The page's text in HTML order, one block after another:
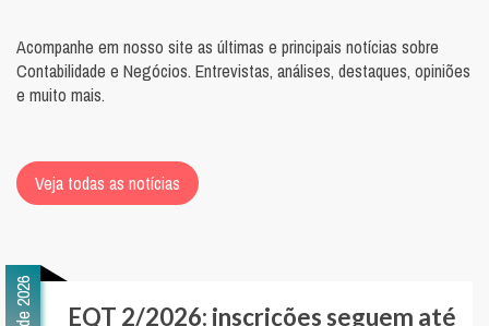
Acompanhe em nosso site as últimas e principais notícias sobre
Contabilidade e Negócios. Entrevistas, análises, destaques, opiniões
e muito mais.
Veja todas as notícias
EQT 2/2026: inscrições seguem até